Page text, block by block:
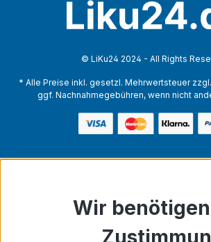
© LiKu24 2024 - All Rights
* Alle Preise inkl. gesetzl. Mehrwertsteuer
ggf. Nachnahmegebühren, wenn nicht